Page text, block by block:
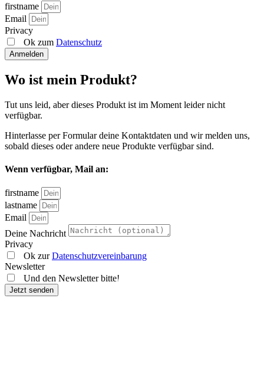
€
firstname
Email
Privacy
Ok zum Datenschutz
Anmelden
Wo ist mein Produkt?
Tut uns leid, aber dieses Produkt ist im Moment leider nicht
verfügbar.
Hinterlasse per Formular deine Kontaktdaten und wir melden uns,
sobald dieses oder andere neue Produkte verfügbar sind.
Wenn verfügbar, Mail an:
firstname
lastname
Email
Deine Nachricht
Privacy
Ok zurDatenschutzvereinbarung
Newsletter
Und den Newsletter bitte!
Jetzt senden